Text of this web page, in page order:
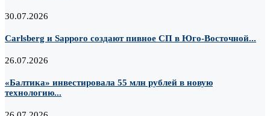
30.07.2026
Carlsberg и Sapporo создают пивное СП в Юго-Восточной...
26.07.2026
«Балтика» инвестировала 55 млн рублей в новую
технологию...